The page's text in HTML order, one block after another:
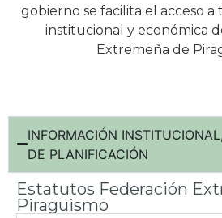
gobierno se facilita el acceso
institucional y económica
Extremeña de
INFORMACIÓN
DE PLANIFICACIÓN
Estatutos Federación
Piragüismo